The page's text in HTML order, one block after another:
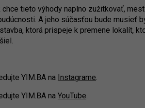
chce tieto výhody naplno zužitkovať,
A jeho súčasťou bude musieť
ktorá prispeje k premene lokalít,
YIM.BA na Instagrame.
YIM.BA na YouTube.